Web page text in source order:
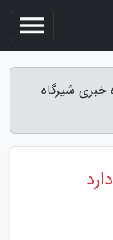
شیرگاه